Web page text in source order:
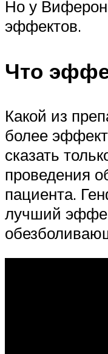
Но у
эффектов.
Что
Какой из
более
сказать
проведения
пациента.
лучший